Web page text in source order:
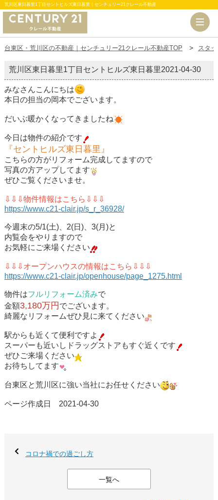
荒川区東日暮里1丁目セントヒルズ東日暮里｜センチュリー21クレール不動産
台東区・荒川区の不動産｜センチュリー21クレール不動産TOP スタ
荒川区東日暮里1丁目セントヒルズ東日暮里2021-04-30
みなさんこんにちは
本日の担当の岡本でございます。
だいぶ暖かくなってきましたね
今日は物件の紹介です
『セントヒルズ東日暮里』
こちらの方がリフォーム完成してますので
写真の方アップしてます
ぜひご覧くださいませ。
⇩⇩⇩物件情報はこちら⇩⇩⇩
https://www.c21-clair.jp/s_r_36928/
今週末の5/1(土)、2(日)、3(月)と
内覧会をやりますので
お気軽にご来場ください
⇩⇩⇩​​​​​​​オープンハウスの情報はこちら⇩​​​​​​​⇩​​​​​​​⇩
https://www.c21-clair.jp/openhouse/page_1275.html
物件はフルリフォーム済みで
金額3,180万円 でございます。
綺麗なリフォームぜひ見に来てください
駅からも近くて便利ですよ
スーパーも近いしドラッグストアもすぐ近くです
ぜひご来場ください
お待ちしてます
台東区と荒川区に強い当社にお任せください
ページ作成日 2021-04-30
コロナ禍での過ごし方
一覧へ